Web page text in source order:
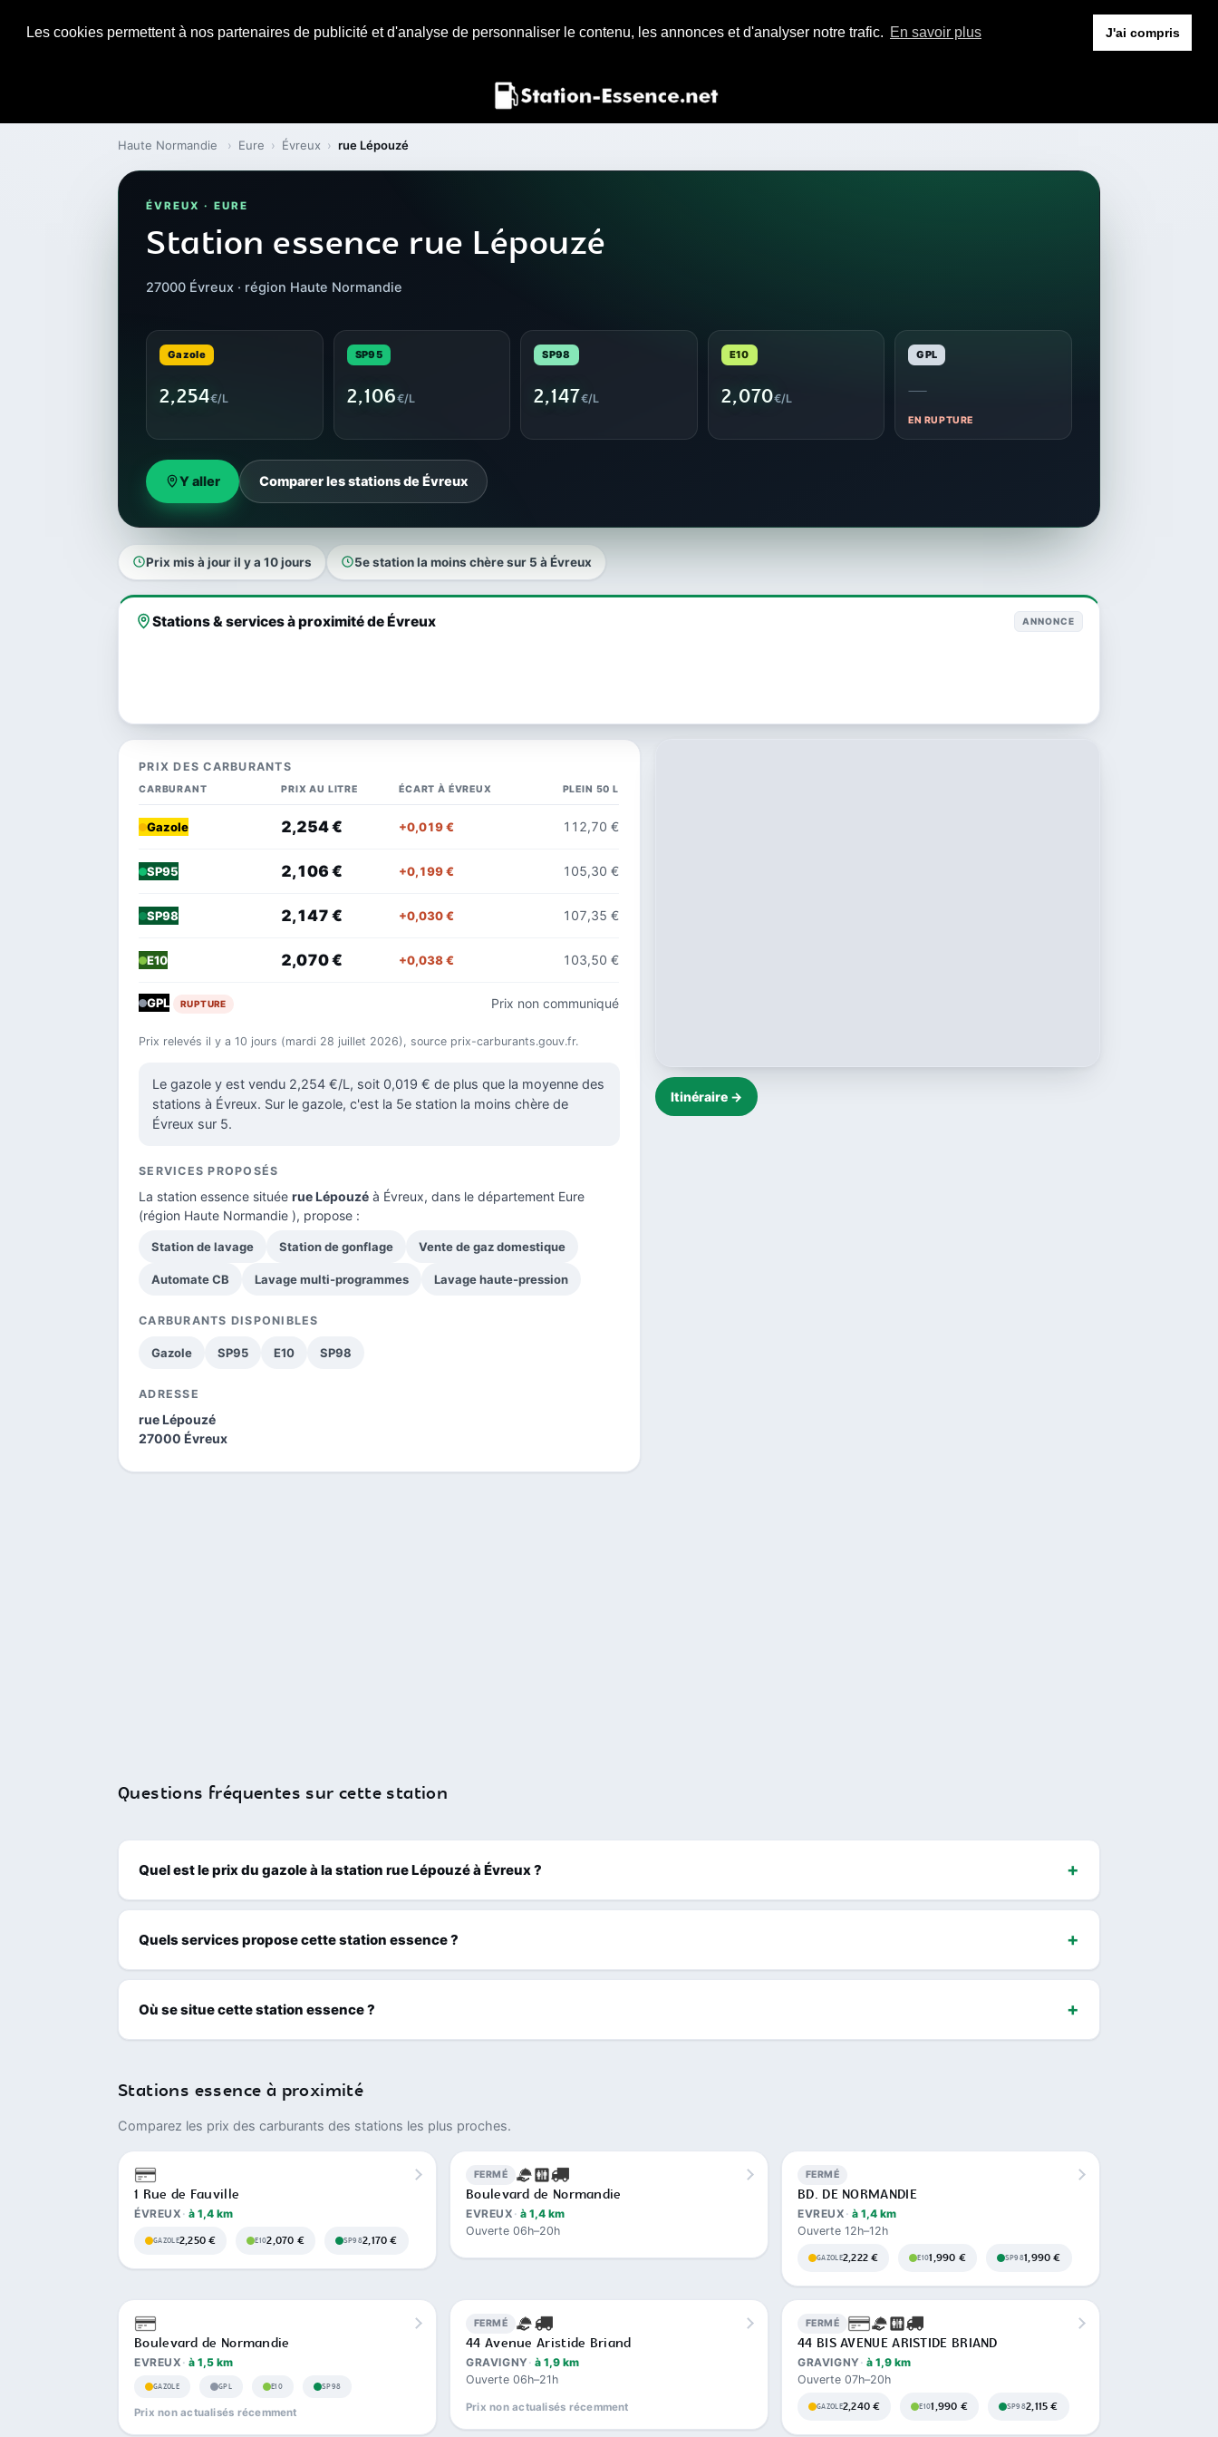
Les cookies permettent à nos partenaires de publicité et d'analyse de personnaliser le contenu, les annonces et d'analyser notre trafic. En savoir plus J'ai compris
Haute Normandie › Eure › Évreux › rue Lépouzé
ÉVREUX · EURE
Station essence rue Lépouzé
27000 Évreux · région Haute Normandie
Gazole
2,254€/L
SP95
2,106€/L
SP98
2,147€/L
E10
2,070€/L
GPL
—
EN RUPTURE
Y aller Comparer les stations de Évreux
Prix mis à jour il y a 10 jours 5e station la moins chère sur 5 à Évreux
Stations & services à proximité de Évreux ANNONCE
PRIX DES CARBURANTS
CARBURANT PRIX AU LITRE ÉCART À ÉVREUX PLEIN 50 L
Gazole 2,254 € +0,019 € 112,70 €
SP95 2,106 € +0,199 € 105,30 €
SP98 2,147 € +0,030 € 107,35 €
E10 2,070 € +0,038 € 103,50 €
GPL RUPTURE Prix non communiqué
Prix relevés il y a 10 jours (mardi 28 juillet 2026), source prix-carburants.gouv.fr.
Le gazole y est vendu 2,254 €/L, soit 0,019 € de plus que la moyenne des
stations à Évreux. Sur le gazole, c'est la 5e station la moins chère de
Évreux sur 5.
SERVICES PROPOSÉS
La station essence située rue Lépouzé à Évreux, dans le département Eure
(région Haute Normandie ), propose :
Station de lavage Station de gonflage Vente de gaz domestique
Automate CB Lavage multi-programmes Lavage haute-pression
CARBURANTS DISPONIBLES
Gazole SP95 E10 SP98
ADRESSE
rue Lépouzé
27000 Évreux
Itinéraire →
Questions fréquentes sur cette station
Quel est le prix du gazole à la station rue Lépouzé à Évreux ?
Quels services propose cette station essence ?
Où se situe cette station essence ?
Stations essence à proximité
Comparez les prix des carburants des stations les plus proches.
1 Rue de Fauville
ÉVREUX à 1,4 km
GAZOLE2,250 € E102,070 € SP982,170 €
FERMÉ
Boulevard de Normandie
EVREUX à 1,4 km
Ouverte 06h–20h
FERMÉ
BD. DE NORMANDIE
EVREUX à 1,4 km
Ouverte 12h–12h
GAZOLE2,222 € E101,990 € SP981,990 €
Boulevard de Normandie
EVREUX à 1,5 km
GAZOLE GPL E10 SP98
Prix non actualisés récemment
FERMÉ
44 Avenue Aristide Briand
GRAVIGNY à 1,9 km
Ouverte 06h–21h
Prix non actualisés récemment
FERMÉ
44 BIS AVENUE ARISTIDE BRIAND
GRAVIGNY à 1,9 km
Ouverte 07h–20h
GAZOLE2,240 € E101,990 € SP982,115 €